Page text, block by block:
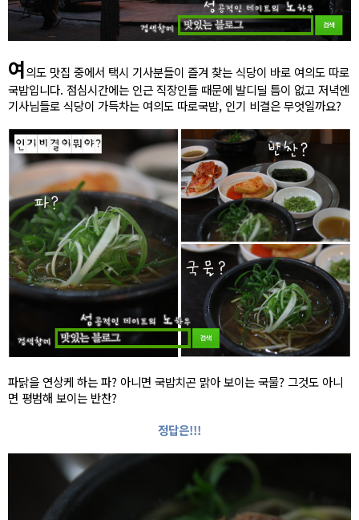
여의도 맛집 중에서 택시 기사분들이 즐겨 찾는 식당이 바로 여의도 따로
국밥입니다. 점심시간에는 인근 직장인들 때문에 발디딜 틈이 없고 저녁엔
기사님들로 식당이 가득차는 여의도 따로국밥, 인기 비결은 무엇일까요?
파닭을 연상케 하는 파? 아니면 국밥치곤 맑아 보이는 국물? 그것도 아니
면 평범해 보이는 반찬?
정답은!!!